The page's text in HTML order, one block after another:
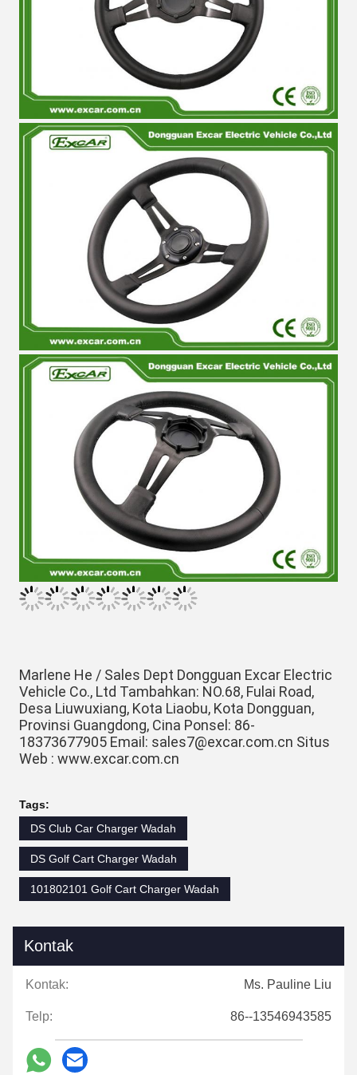
Marlene He / Sales Dept Dongguan Excar Electric
Vehicle Co., Ltd Tambahkan: NO.68, Fulai Road,
Desa Liuwuxiang, Kota Liaobu, Kota Dongguan,
Provinsi Guangdong, Cina Ponsel: 86-
18373677905 Email: sales7@excar.com.cn Situs
Web : www.excar.com.cn
Tags:
DS Club Car Charger Wadah
DS Golf Cart Charger Wadah
101802101 Golf Cart Charger Wadah
Kontak
Kontak: Ms. Pauline Liu
Telp: 86--13546943585